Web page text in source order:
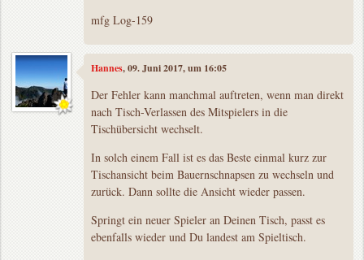
mfg Log-159
Hannes, 09. Juni 2017, um 16:05
Der Fehler kann manchmal auftreten, wenn man direkt
nach Tisch-Verlassen des Mitspielers in die
Tischübersicht wechselt.
In solch einem Fall ist es das Beste einmal kurz zur
Tischansicht beim Bauernschnapsen zu wechseln und
zurück. Dann sollte die Ansicht wieder passen.
Springt ein neuer Spieler an Deinen Tisch, passt es
ebenfalls wieder und Du landest am Spieltisch.